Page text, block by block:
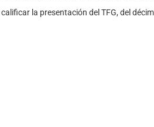
la presentación del TFG, del